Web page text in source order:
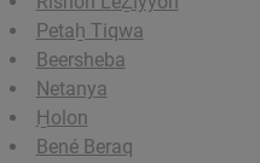
Petaẖ Tiqwa
Beersheba
Netanya
H̱olon
Bené Beraq